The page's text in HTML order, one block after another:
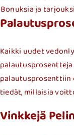
Bonuksia ja
Kaikki uudet
palautusprosenttiin
tiedät, millaisia
Vinkkejä